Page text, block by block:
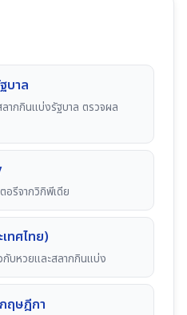
บาล
ลากกินแบ่งรัฐบาล ตรวจผล
อรีจากวิกิพีเดีย
ทศไทย)
กับหวยและสลากกินแบ่ง
ฤษฎีกา